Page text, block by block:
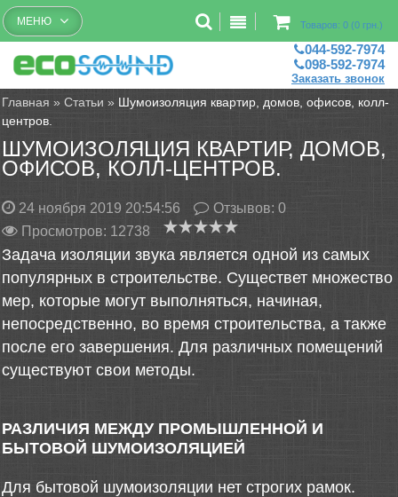
Бесплатный рассчет помещений
Товаров: 0 (0 грн.)
МЕНЮ
044-592-7974
098-592-7974
Заказать звонок
Главная »Статьи » Шумоизоляция квартир, домов, офисов, колл-
центров.
ШУМОИЗОЛЯЦИЯ КВАРТИР, ДОМОВ,
ОФИСОВ, КОЛЛ-ЦЕНТРОВ.
24 ноября 2019 20:54:56 Отзывов:0
Просмотров: 12738
Задача изоляции звука является одной из самых
популярных в строительстве. Существет множество
мер, которые могут выполняться, начиная,
непосредственно, во время строительства, а также
после его завершения. Для различных помещений
существуют свои методы.
РАЗЛИЧИЯ МЕЖДУ ПРОМЫШЛЕННОЙ И
БЫТОВОЙ ШУМОИЗОЛЯЦИЕЙ
Для бытовой шумоизоляции нет строгих рамок.